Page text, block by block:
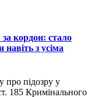
за кордон: стало
з усіма
про підозру у
185 Кримінального